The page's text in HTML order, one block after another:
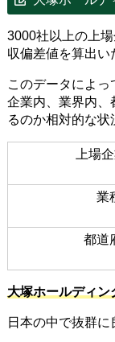
3000社以上の上
収偏差値を算出い
このデータによ
企業内、業界内、
るのか相対的な状
上場
業
都道
大塚ホールディン
日本の中で抜群に